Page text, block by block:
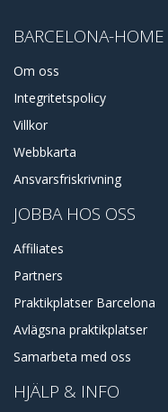
BARCELONA-HOME
Om oss
Integritetspolicy
Villkor
Webbkarta
Ansvarsfriskrivning
JOBBA HOS OSS
Affiliates
Partners
Praktikplatser Barcelona
Avlägsna praktikplatser
Samarbeta med oss
HJÄLP & INFO